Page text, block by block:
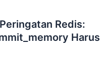
Redis:
Harus